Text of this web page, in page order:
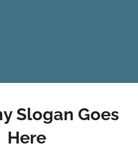
Slogan Goes
Here